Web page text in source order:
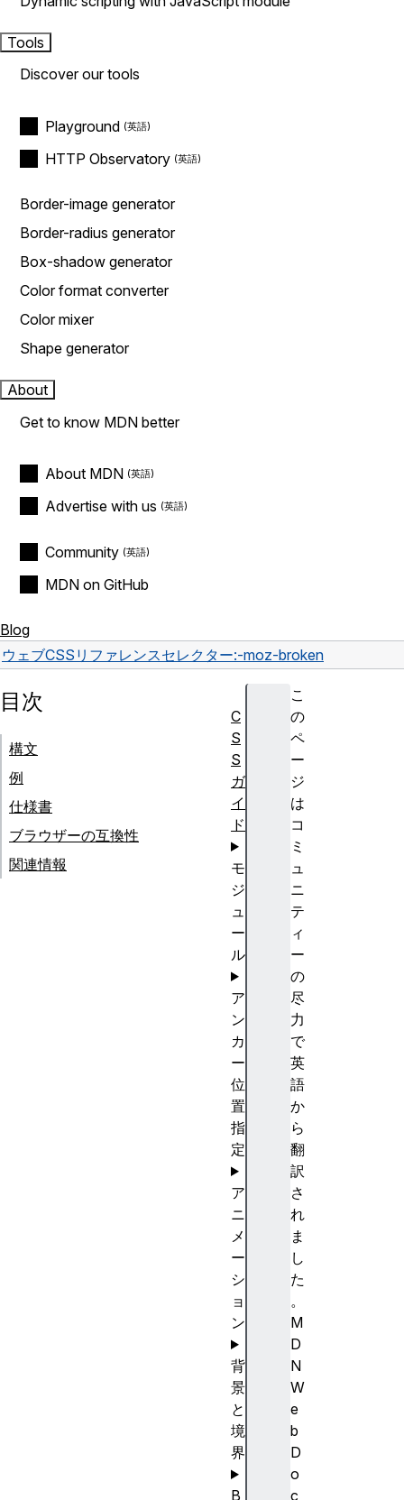
Tools
Discover our tools
Playground
HTTP Observatory
Border-image generator
Border-radius generator
Box-shadow generator
Color format converter
Color mixer
Shape generator
About
Get to know MDN better
About MDN
Advertise with us
Community
MDN on GitHub
Blog
ウェブCSS リファレンスセレクター:-moz-broken
こ
の
ペ
ー
ジ
は
コ
ミ
ュ
ニ
テ
ィ
ー
の
尽
力
で
英
語
か
ら
翻
訳
さ
れ
ま
し
た
。
M
D
N
W
e
b
D
o
c
目次
構文
例
仕様書
ブラウザーの互換性
関連情報
C
S
S
ガ
イ
ド
モ
ジ
ュ
ー
ル
ア
ン
カ
ー
位
置
指
定
ア
ニ
メ
ー
シ
ョ
ン
背
景
と
境
界
B